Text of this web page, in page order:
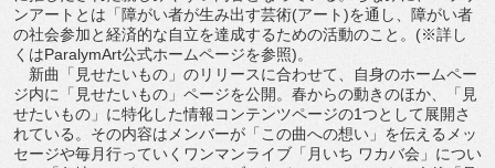
ンアートとは「障がい者が生み出す芸術(アート)を通し、障がい者
の社会参加と経済的な自立を達成するための活動のこと。(※詳し
くはParalymArt公式ホームページを参照)。
新曲「見せたいもの」のリリースに合わせて、自身のホームペー
ジ内に「見せたいもの」ページを公開。春からの動きのほか、「見
せたいもの」に特化した情報コンテンツページの1つとして展開さ
れている。その内容はメンバーが「この曲への想い」を伝えるメッ
セージや毎月行っていくワンマンライブ「月いち ワカバ会」につい